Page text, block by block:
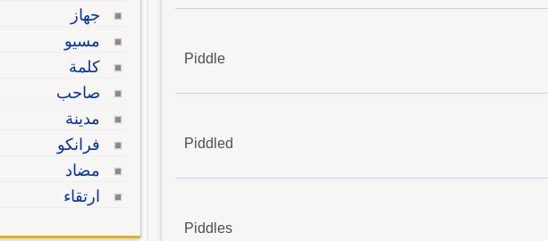
Piddle
Piddled
Piddles
جهاز
مسيو
كلمة
صاحب
مدينة
فرانكو
مضاد
ارتقاء